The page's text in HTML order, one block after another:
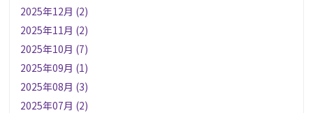
2025年12月 (2)
2025年11月 (2)
2025年10月 (7)
2025年09月 (1)
2025年08月 (3)
2025年07月 (2)